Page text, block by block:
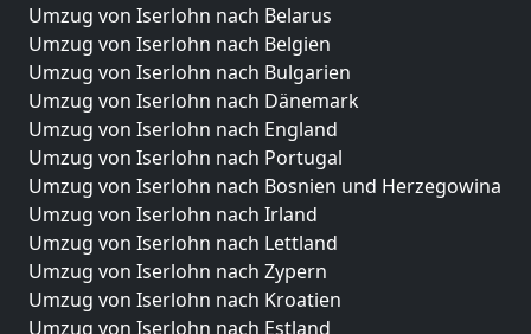
Umzug von Iserlohn nach Belarus
Umzug von Iserlohn nach Belgien
Umzug von Iserlohn nach Bulgarien
Umzug von Iserlohn nach Dänemark
Umzug von Iserlohn nach England
Umzug von Iserlohn nach Portugal
Umzug von Iserlohn nach Bosnien und Herzegowina
Umzug von Iserlohn nach Irland
Umzug von Iserlohn nach Lettland
Umzug von Iserlohn nach Zypern
Umzug von Iserlohn nach Kroatien
Umzug von Iserlohn nach Estland